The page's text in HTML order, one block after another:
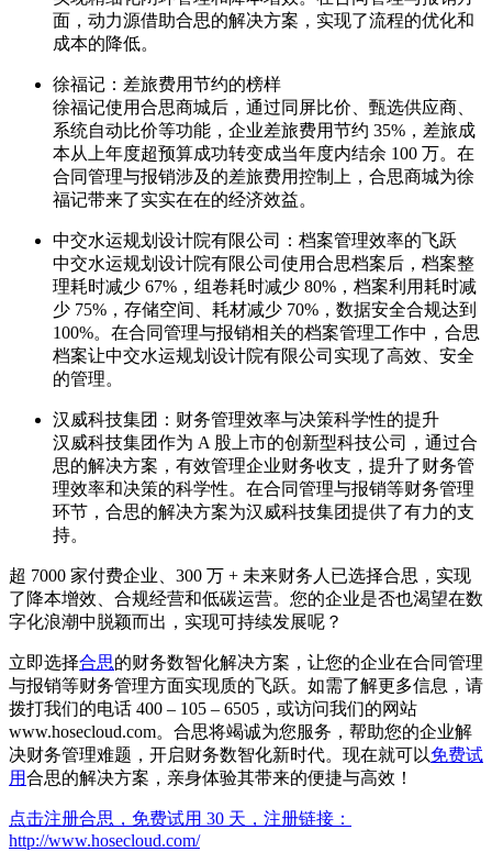
面，动力源借助合思的解决方案，实现了流程的优化和
成本的降低。
徐福记：差旅费用节约的榜样
徐福记使用合思商城后，通过同屏比价、甄选供应商、
系统自动比价等功能，企业差旅费用节约 35%，差旅成
本从上年度超预算成功转变成当年度内结余 100 万。在
合同管理与报销涉及的差旅费用控制上，合思商城为徐
福记带来了实实在在的经济效益。
中交水运规划设计院有限公司：档案管理效率的飞跃
中交水运规划设计院有限公司使用合思档案后，档案整
理耗时减少 67%，组卷耗时减少 80%，档案利用耗时减
少 75%，存储空间、耗材减少 70%，数据安全合规达到
100%。在合同管理与报销相关的档案管理工作中，合思
档案让中交水运规划设计院有限公司实现了高效、安全
的管理。
汉威科技集团：财务管理效率与决策科学性的提升
汉威科技集团作为 A 股上市的创新型科技公司，通过合
思的解决方案，有效管理企业财务收支，提升了财务管
理效率和决策的科学性。在合同管理与报销等财务管理
环节，合思的解决方案为汉威科技集团提供了有力的支
持。
超 7000 家付费企业、300 万 + 未来财务人已选择合思，实现
了降本增效、合规经营和低碳运营。您的企业是否也渴望在数
字化浪潮中脱颖而出，实现可持续发展呢？
立即选择合思的财务数智化解决方案，让您的企业在合同管理
与报销等财务管理方面实现质的飞跃。如需了解更多信息，请
拨打我们的电话 400 – 105 – 6505，或访问我们的网站
www.hosecloud.com。合思将竭诚为您服务，帮助您的企业解
决财务管理难题，开启财务数智化新时代。现在就可以免费试
用合思的解决方案，亲身体验其带来的便捷与高效！
点击注册合思，免费试用 30 天，注册链接：
http://www.hosecloud.com/